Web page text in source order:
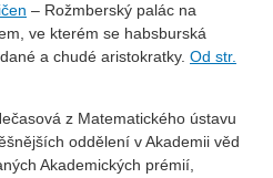
– Rožmberský palác na
ve kterém se habsburská
a chudé aristokratky. Od str.
z Matematického ústavu
oddělení v Akademii věd
Akademických prémií,